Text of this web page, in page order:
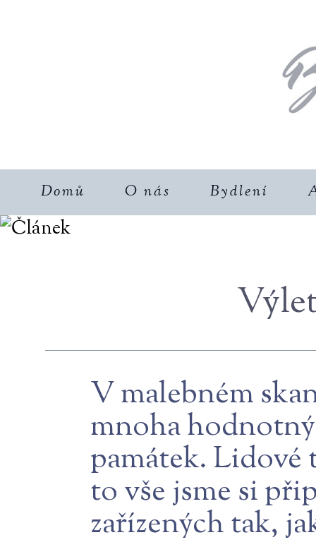
Domů O nás Bydlení
V malebném
mnoha
památek. Lidové
to vše jsme si
zařízených tak,